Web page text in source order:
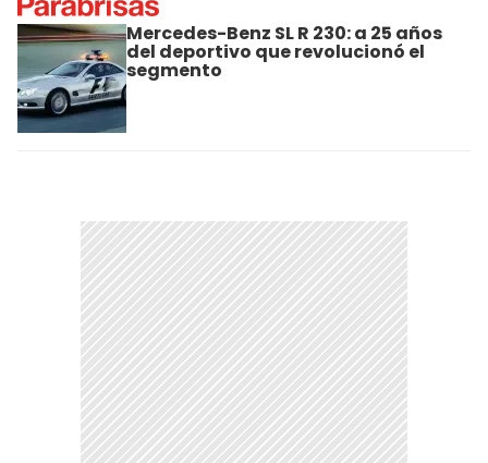
Mercedes-Benz SL R 230: a 25 años
del deportivo que revolucionó el
segmento